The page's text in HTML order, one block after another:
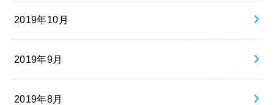
2019年10月
2019年9月
2019年8月